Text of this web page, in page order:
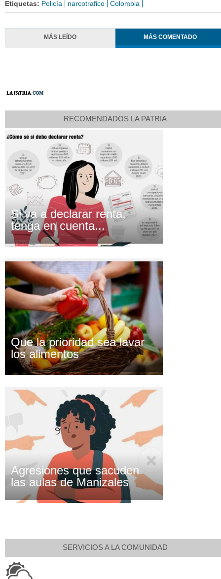
Etiquetas: Policía narcotrafico Colombia
MÁS LEÍDO MÁS COMENTADO
RECOMENDADOS LA PATRIA
Si va a declarar renta,
tenga en cuenta...
Que la prioridad sea lavar
los alimentos
Agresiones que sacuden
las aulas de Manizales
SERVICIOS A LA COMUNIDAD